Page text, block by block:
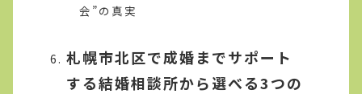
会”の真実
札幌市北区で成婚までサポート
する結婚相談所から選べる3つの